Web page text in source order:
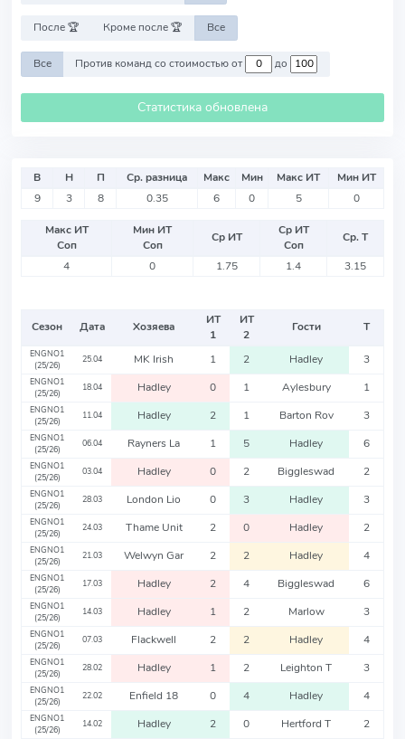
После 🏆 Кроме после 🏆 Все
Все Против команд со стоимостью от до
Статистика обновлена
В Н П Ср. разница Макс Мин Макс ИТ
Мин ИТ
9
3 8 0.35 6 0 5 0
Макс ИТ
Соп
Мин ИТ
Соп
Ср ИТ
Ср ИТ
Соп
Ср. Т
4
0 1.75 1.4 3.15
Сезон Дата Хозяева
ИТ
1
ИТ
2
Гости Т
ENGNO1
(25/26)
25.04 MK Irish 1 2 Hadley 3
ENGNO1
(25/26)
18.04 Hadley 0 1 Aylesbury 1
ENGNO1
(25/26)
11.04 Hadley 2 1 Barton Rov 3
ENGNO1
(25/26)
06.04 Rayners La 1 5 Hadley 6
ENGNO1
(25/26)
03.04 Hadley 0 2 Biggleswad 2
ENGNO1
(25/26)
28.03 London Lio 0 3 Hadley 3
ENGNO1
(25/26)
24.03 Thame Unit 2 0 Hadley 2
ENGNO1
(25/26)
21.03 Welwyn Gar 2 2 Hadley 4
ENGNO1
(25/26)
17.03 Hadley 2 4 Biggleswad 6
ENGNO1
(25/26)
14.03 Hadley 1 2 Marlow 3
ENGNO1
(25/26)
07.03 Flackwell 2 2 Hadley 4
ENGNO1
(25/26)
28.02 Hadley 1 2 Leighton T 3
ENGNO1
(25/26)
22.02 Enfield 18 0 4 Hadley 4
ENGNO1
(25/26)
14.02 Hadley 2 0 Hertford T 2